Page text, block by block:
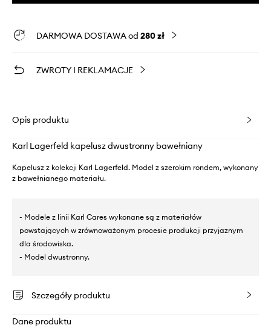
DARMOWA DOSTAWA od 280 zł
ZWROTY I REKLAMACJE
Opis produktu
Karl Lagerfeld kapelusz dwustronny bawełniany
Kapelusz z kolekcji Karl Lagerfeld. Model z szerokim rondem, wykonany
z bawełnianego materiału.
- Modele z linii Karl Cares wykonane są z materiałów
powstających w zrównoważonym procesie produkcji przyjaznym
dla środowiska.
- Model dwustronny.
Szczegóły produktu
Dane produktu